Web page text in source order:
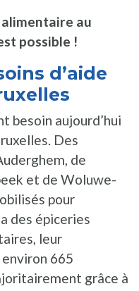
au
possible !
d’aide
besoin aujourd’hui
Des
de
et de Woluwe-
pour
des épiceries
leur
665
grâce à